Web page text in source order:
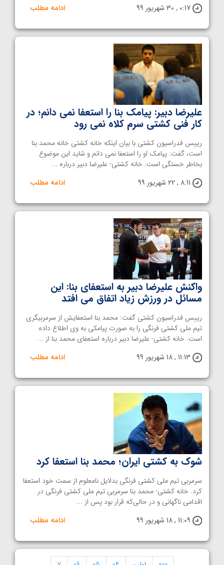
0:17 , 30 شهریور 99 ادامه مطلب
علیرضا دبیر: پیامک بنا را استعفا نمی دانم؛ در
کار فنی کشتی سرم کلاه نمی رود
رییس فدراسیون کشتی با بیان اینکه خانه کشتی خانه محمد بنا
است، گفت: پیامک او را استعفا نمی دانم و شاید این موضوع
بخاطر خستگی است. خانه کشتی- علیرضا دبیر درباره ...
8:11 , 22 شهریور 99
ادامه مطلب
واکنش علیرضا دبیر به استعفای بنا: این
مسائل در ورزش زیاد اتفاق می افتد
رییس فدراسیون کشتی گفت: محمد بنا استعفایش از سرمربیگری
تیم ملی کشتی فرنگی را به صورت پیامکی به وی اطلاع داده
است. خانه کشتی- علیرضا دبیر درباره استعفای محمد بنا از ...
11:13 , 18 شهریور 99
ادامه مطلب
شوک به کشتی ایران؛ محمد بنا استعفا کرد
سرمربی تیم ملی کشتی فرنگی بدلایل نامعلوم از سمت خود استعفا
کرد. خانه کشتی- محمد بنا سرمربی تیم ملی کشتی فرنگی در
اقدامی ناگهانی و در حالی‌که قرار بود پس از ...
11:09 , 18 شهریور 99
ادامه مطلب